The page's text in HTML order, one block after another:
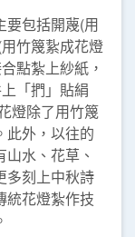
包括開蔑(用
竹篾紥成花燈
點紮上紗紙，
「捫」貼絹
燈除了用竹篾
此外，以往的
水、花草、
多刻上中秋詩
統花燈紮作技